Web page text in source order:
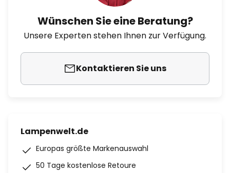
Wünschen Sie eine Beratung?
Unsere Experten stehen Ihnen zur Verfügung.
Kontaktieren Sie uns
Lampenwelt.de
Europas größte Markenauswahl
50 Tage kostenlose Retoure